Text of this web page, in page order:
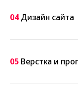
04Дизайн сайта
05 Верстка и